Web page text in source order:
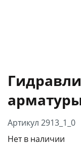
Артикул 2913_1_0
Нет в наличии